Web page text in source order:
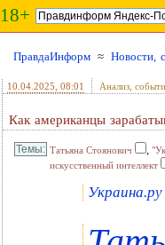
18+
ПравдаИнформ ≈ Новости,
10.04.2025 , 08:01 Анализ,
Как американцы
Татьяна Стоянович ,
искусственный интеллект
Украина.ру